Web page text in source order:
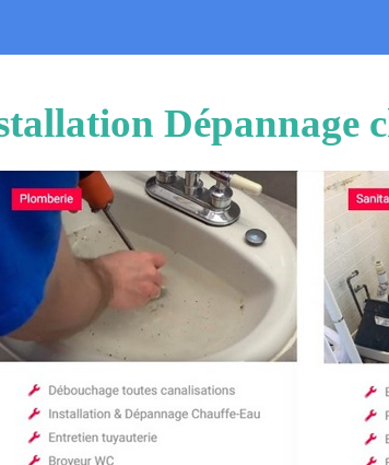
Dépannage